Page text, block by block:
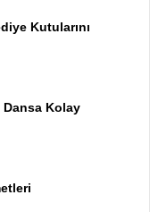
Kutularını
Dansa Kolay